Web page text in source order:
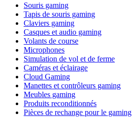
Souris gaming
Tapis de souris gaming
Claviers gaming
Casques et audio gaming
Volants de course
Microphones
Simulation de vol et de ferme
Caméras et éclairage
Cloud Gaming
Manettes et contrôleurs gaming
Meubles gaming
Produits reconditionnés
Pièces de rechange pour le gaming